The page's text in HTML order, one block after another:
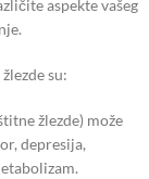
aspekte vašeg
su:
žlezde) može
depresija,